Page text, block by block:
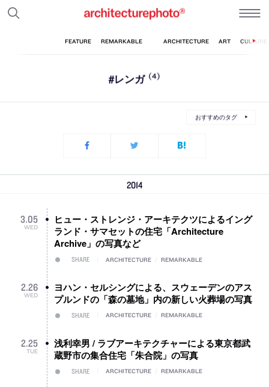
#レンガ (4)
おすすめのタグ
2014
3.05
WED
ヒュー・ストレンジ・アーキテクツによるイング
ランド・サマセットの住宅「Architecture
Archive」の写真など
SHARE ARCHITECTURE REMARKABLE
2.26
WED
ヨハン・セルシングによる、スウェーデンのアス
プルンドの「森の墓地」内の新しい火葬場の写真
SHARE ARCHITECTURE REMARKABLE
2.25
TUE
浅利幸男 / ラブアーキテクチャーによる東京都武
蔵野市の集合住宅「朱合院」の写真
SHARE ARCHITECTURE REMARKABLE